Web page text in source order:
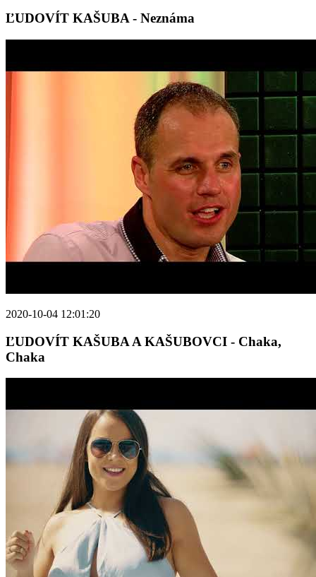
ĽUDOVÍT KAŠUBA - Neznáma
2020-10-04 12:01:20
ĽUDOVÍT KAŠUBA A KAŠUBOVCI - Chaka,
Chaka